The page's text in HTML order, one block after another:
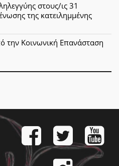
στους/ις 31
της κατειλημμένης
την Κοινωνική Επανάσταση